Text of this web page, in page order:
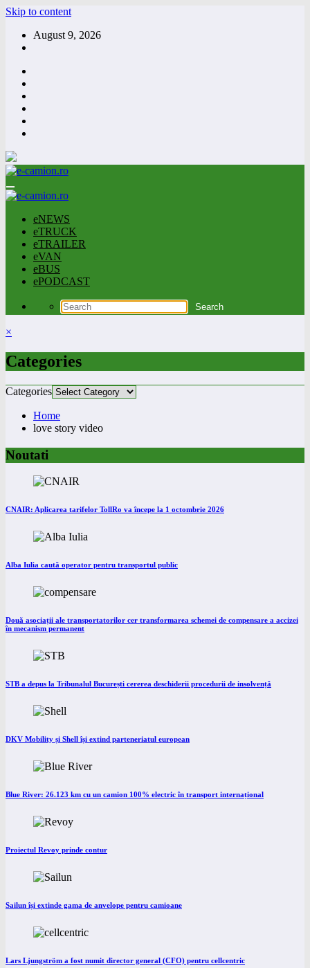
Skip to content
August 9, 2026
eNEWS
eTRUCK
eTRAILER
eVAN
eBUS
ePODCAST
×
Categories
Categories
Home
love story video
Noutati
CNAIR: Aplicarea tarifelor TollRo va începe la 1 octombrie 2026
Alba Iulia caută operator pentru transportul public
Două asociații ale transportatorilor cer transformarea schemei de compensare a accizei
în mecanism permanent
STB a depus la Tribunalul București cererea deschiderii procedurii de insolvență
DKV Mobility și Shell își extind parteneriatul european
Blue River: 26.123 km cu un camion 100% electric în transport internațional
Proiectul Revoy prinde contur
Sailun își extinde gama de anvelope pentru camioane
Lars Ljungström a fost numit director general (CFO) pentru cellcentric